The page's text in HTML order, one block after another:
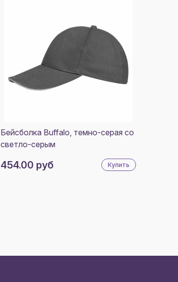
Бейсболка Buffalo, темно-серая со
светло-серым
454.00 руб Купить